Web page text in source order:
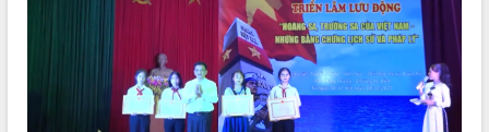
Loading the player...